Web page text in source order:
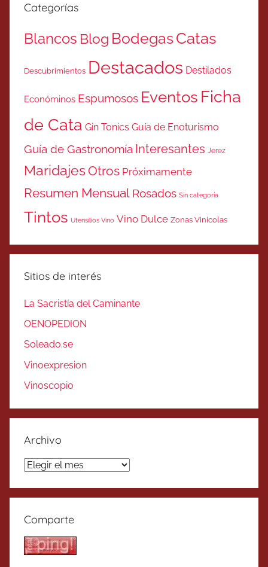
Categorías
Blancos Blog BodegasCatas
Descubrimientos Destacados Destilados
Económinos Espumosos Eventos Ficha
de Cata Gin Tonics Guía de Enoturismo
Guía de Gastronomía Interesantes Jerez
MaridajesOtros Próximamente
Resumen Mensual Rosados Sin categoría
Tintos Utensilios Vino Vino Dulce Zonas Vinicolas
Sitios de interés
La Sacristía del Caminante
OENOPEDION
Soleado.se
Vinoexpresion
Vinoscopio
Archivo
Archivo
Comparte